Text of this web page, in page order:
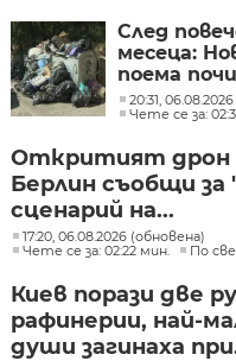
След
месеца:
поема
"Слатина",
20:31, 06.08.2026
Чете се за:
Откритият дрон
Берлин съобщи за
сценарий на...
17:20, 06.08.2026 (обновена)
Чете се за: 02:22 мин.
По
Киев порази две
рафинерии, най-
души загинаха